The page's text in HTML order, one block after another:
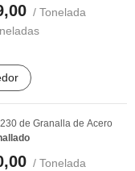
/ Tonelada
de Granalla de Acero
/ Tonelada